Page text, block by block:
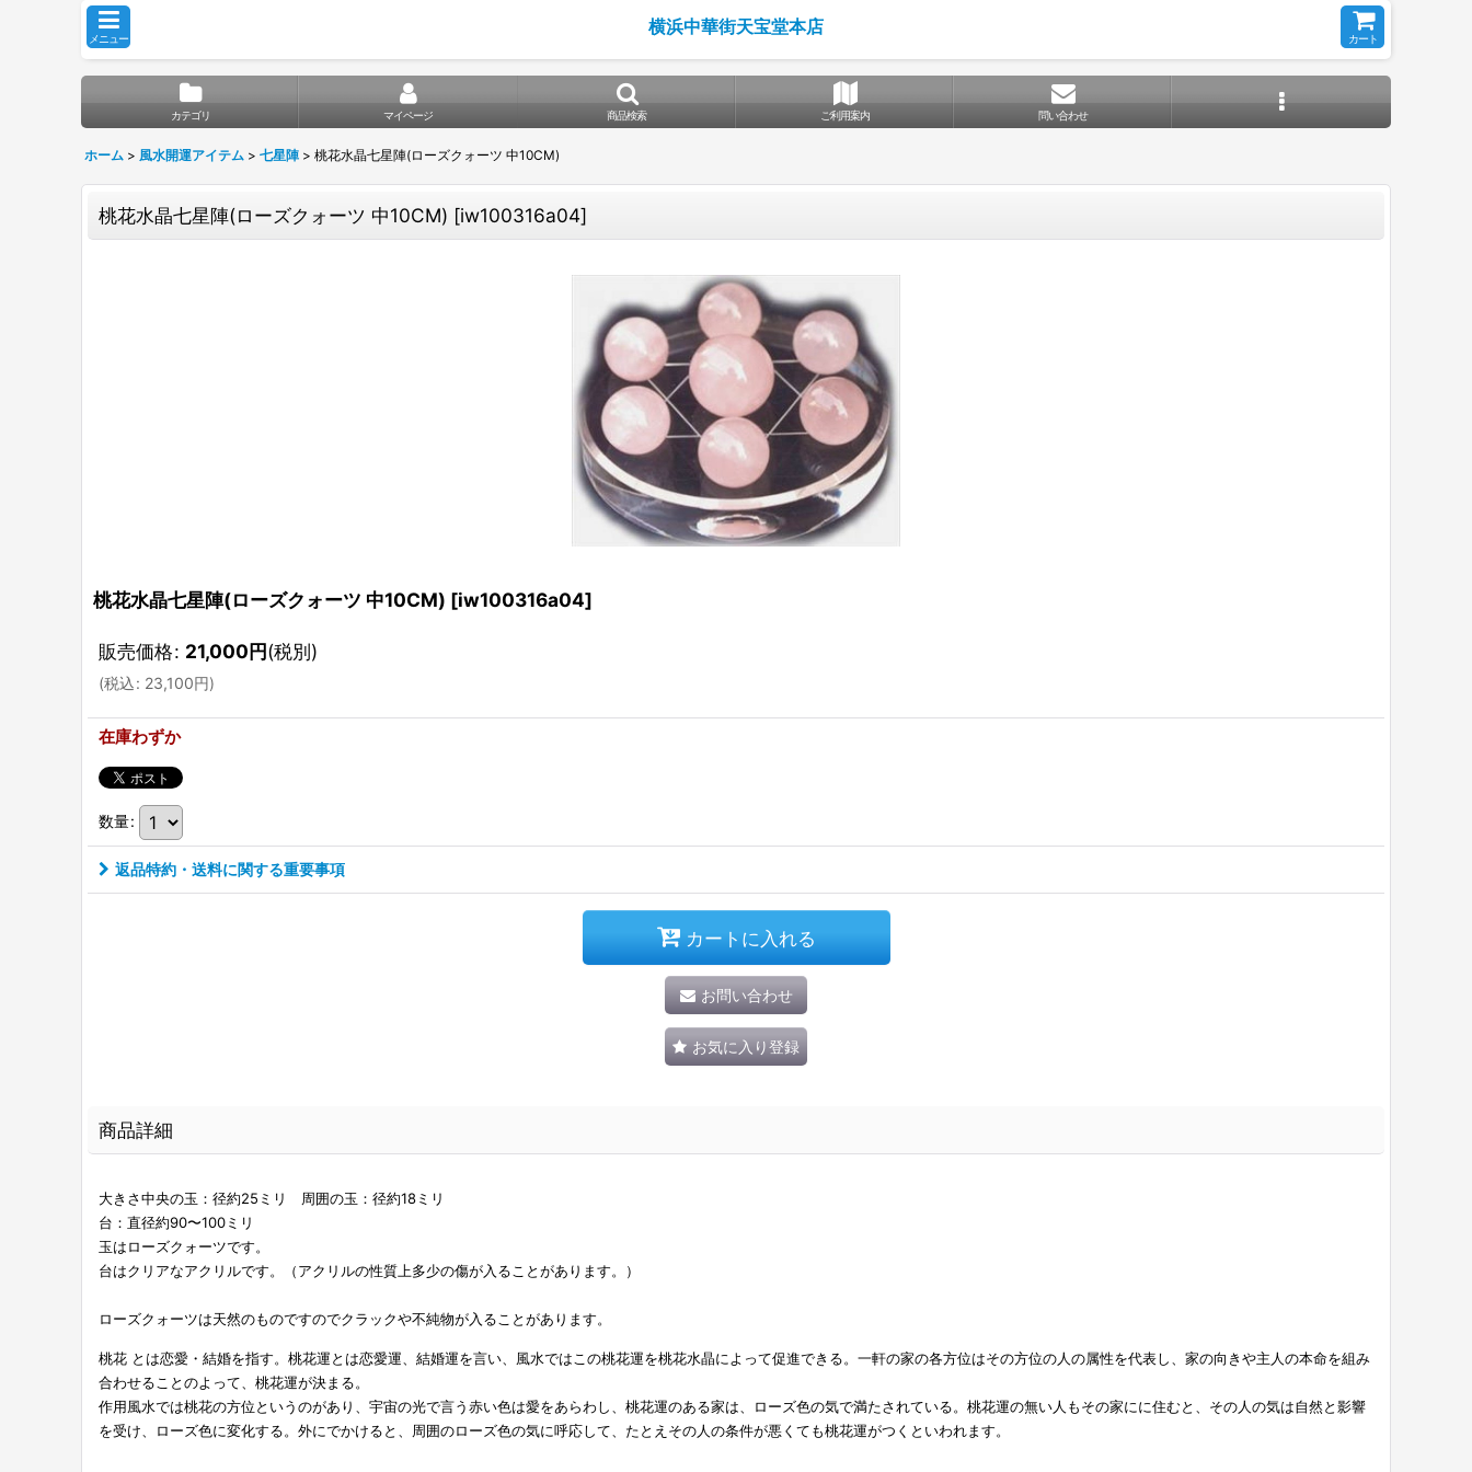
メニュー
横浜中華街天宝堂本店
カート
カテゴリ マイページ 商品検索 ご利用案内 問い合わせ
ホーム > 風水開運アイテム > 七星陣 > 桃花水晶七星陣(ローズクォーツ 中10CM)
桃花水晶七星陣(ローズクォーツ 中10CM) [iw100316a04]
桃花水晶七星陣(ローズクォーツ 中10CM) [iw100316a04]
販売価格: 21,000円(税別)
(税込: 23,100円)
在庫わずか
数量:
返品特約・送料に関する重要事項
カートに入れる
お問い合わせ
お気に入り登録
商品詳細
大きさ中央の玉：径約25ミリ 周囲の玉：径約18ミリ
台：直径約90〜100ミリ
玉はローズクォーツです。
台はクリアなアクリルです。（アクリルの性質上多少の傷が入ることがあります。）
ローズクォーツは天然のものですのでクラックや不純物が入ることがあります。
桃花 とは恋愛・結婚を指す。桃花運とは恋愛運、結婚運を言い、風水ではこの桃花運を桃花水晶によって促進できる。一軒の家の各方位はその方位の人の属性を代表し、家の向きや主人の本命を組み
合わせることのよって、桃花運が決まる。
作用風水では桃花の方位というのがあり、宇宙の光で言う赤い色は愛をあらわし、桃花運のある家は、ローズ色の気で満たされている。桃花運の無い人もその家にに住むと、その人の気は自然と影響
を受け、ローズ色に変化する。外にでかけると、周囲のローズ色の気に呼応して、たとえその人の条件が悪くても桃花運がつくといわれます。